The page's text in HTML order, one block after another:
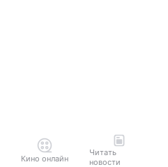
Кино онлайн
Читать
новости